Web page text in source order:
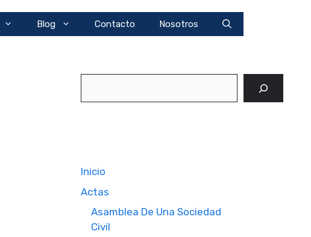
Blog Contacto Nosotros
Inicio
Actas
Asamblea De Una Sociedad
Civil